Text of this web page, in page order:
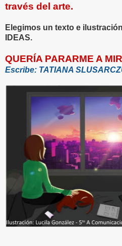
través del arte.
Elegimos un texto e
IDEAS.
QUERÍA PARARME A
Escribe: TATIANA